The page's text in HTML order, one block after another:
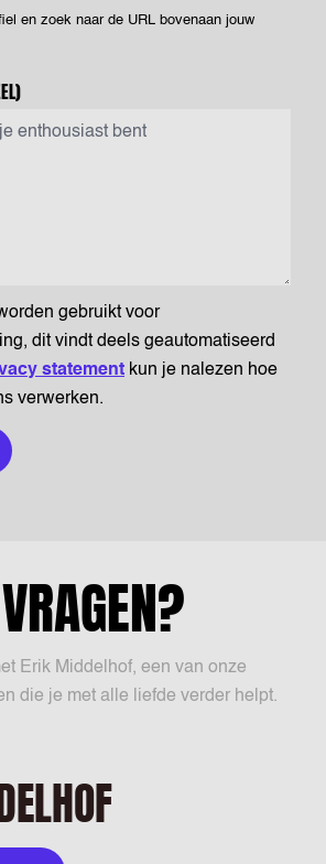
en zoek naar de URL bovenaan jouw
gebruikt voor
dit vindt deels geautomatiseerd
statement kun je nalezen hoe
verwerken.
Erik Middelhof, een van onze
die je met alle liefde verder helpt.